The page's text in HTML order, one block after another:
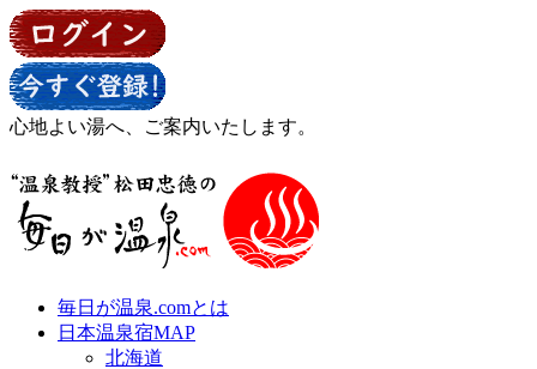
心地よい湯へ、ご案内いたします。
毎日が温泉.comとは
日本温泉宿MAP
北海道